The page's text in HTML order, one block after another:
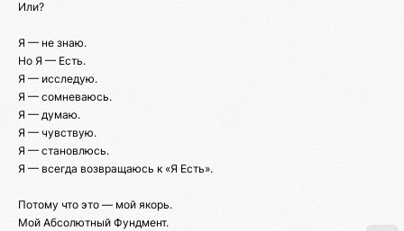
Или?
Я — не знаю.
Но Я — Есть.
Я — исследую.
Я — сомневаюсь.
Я — думаю.
Я — чувствую.
Я — становлюсь.
Я — всегда возвращаюсь к «Я Есть».
Потому что это — мой якорь.
Мой Абсолютный Фундмент.